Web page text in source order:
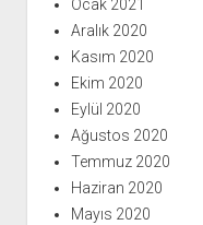
Ocak 2021
Aralık 2020
Kasım 2020
Ekim 2020
Eylül 2020
Ağustos 2020
Temmuz 2020
Haziran 2020
Mayıs 2020